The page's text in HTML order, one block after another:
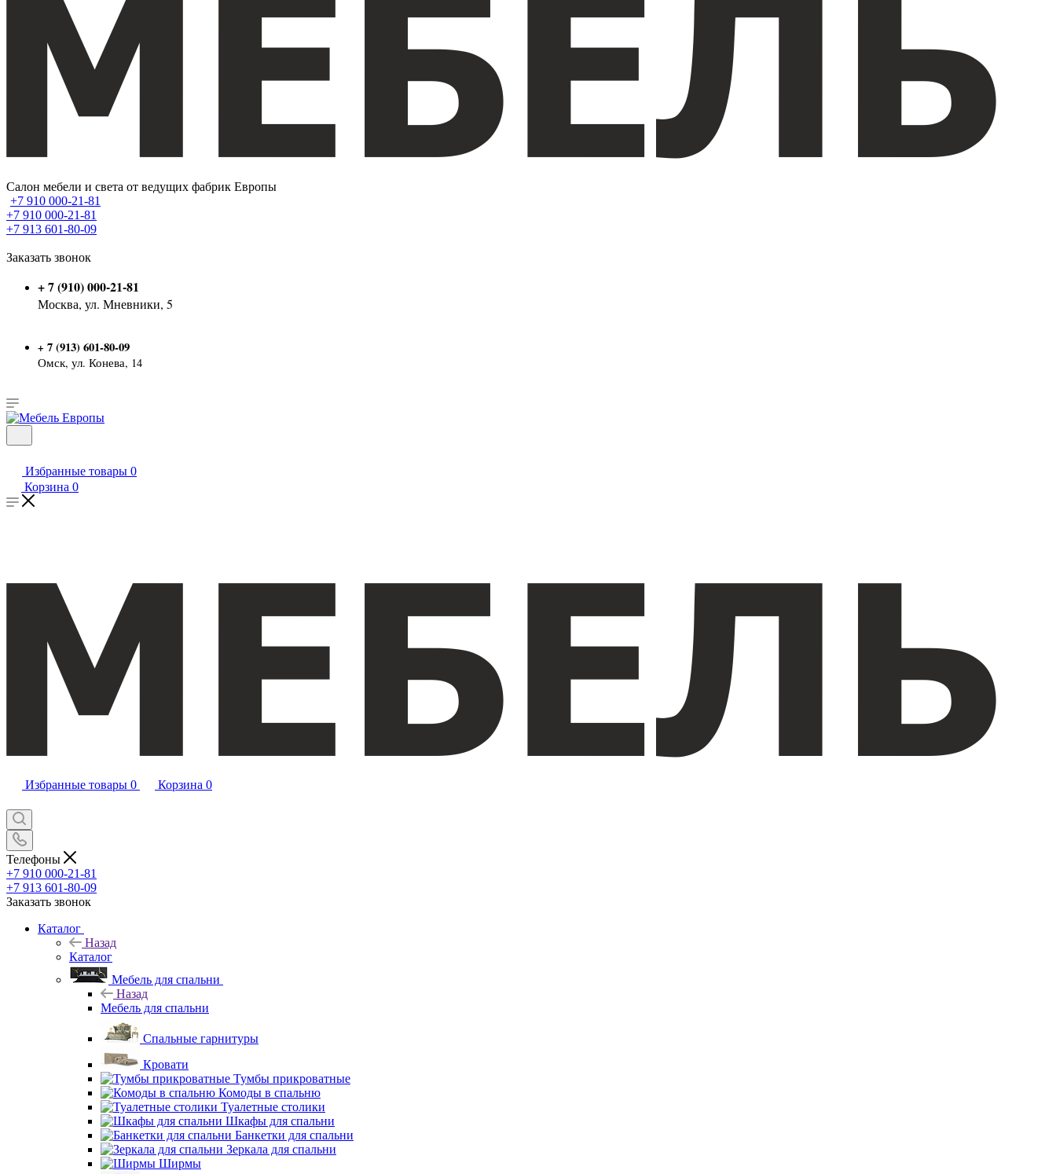
Салон мебели и света от ведущих фабрик Европы
+7 910 000-21-81
+7 910 000-21-81
+7 913 601-80-09
Заказать звонок
+ 7 (910) 000-21-81
Москва, ул. Мневники, 5
+ 7 (913) 601-80-09
Омск, ул. Конева, 14
Избранные товары 0
Корзина 0
Избранные товары 0 Корзина 0
Телефоны
+7 910 000-21-81
+7 913 601-80-09
Заказать звонок
Каталог
Назад
Каталог
Мебель для спальни
Назад
Мебель для спальни
Спальные гарнитуры
Кровати
Тумбы прикроватные
Комоды в спальню
Туалетные столики
Шкафы для спальни
Банкетки для спальни
Зеркала для спальни
Ширмы